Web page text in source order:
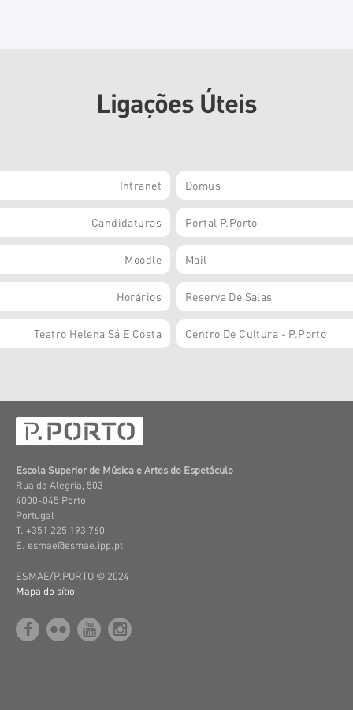
Ligações Úteis
Intranet Domus
Candidaturas Portal P.Porto
Moodle Mail
Horários Reserva De Salas
Teatro Helena Sá E Costa Centro De Cultura - P.Porto
Escola Superior de Música e Artes do Espetáculo
Rua da Alegria, 503
4000-045 Porto
Portugal
T. +351 225 193 760
E. esmae@esmae.ipp.pt
ESMAE/P.PORTO © 2024
Mapa do sítio